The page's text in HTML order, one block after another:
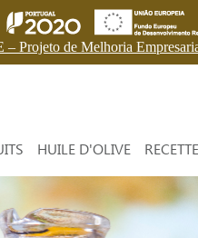
Projeto de Melhoria
HUILE D'OLIVE